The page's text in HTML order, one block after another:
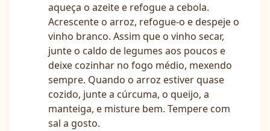
aqueça o azeite e refogue a cebola.
Acrescente o arroz, refogue-o e despeje o
vinho branco. Assim que o vinho secar,
junte o caldo de legumes aos poucos e
deixe cozinhar no fogo médio, mexendo
sempre. Quando o arroz estiver quase
cozido, junte a cúrcuma, o queijo, a
manteiga, e misture bem. Tempere com
sal a gosto.